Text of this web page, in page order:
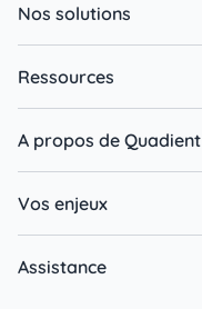
Nos solutions
Ressources
A propos de Quadient
Vos enjeux
Assistance